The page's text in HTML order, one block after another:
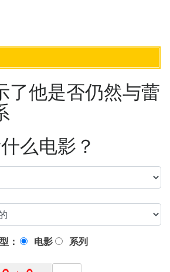
了他是否仍然与蕾
么电影？
： 电影 系列